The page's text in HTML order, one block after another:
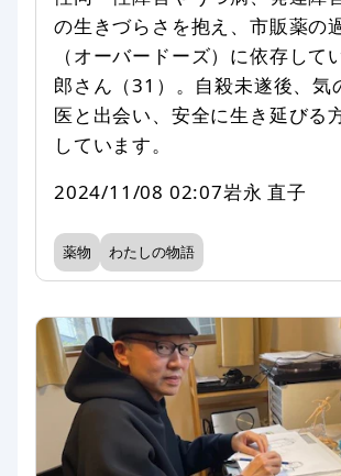
の生きづらさを抱え、市販薬の
（オーバードーズ）に依存して
郎さん（31）。自殺未遂後、気
医と出会い、安全に生き延びる
しています。
2024/11/08 02:07岩永 直子
薬物 わたしの物語